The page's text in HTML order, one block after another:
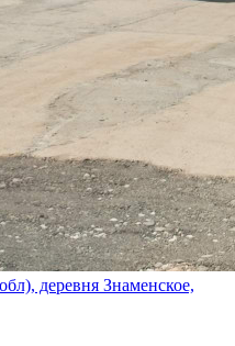
деревня Знаменское,